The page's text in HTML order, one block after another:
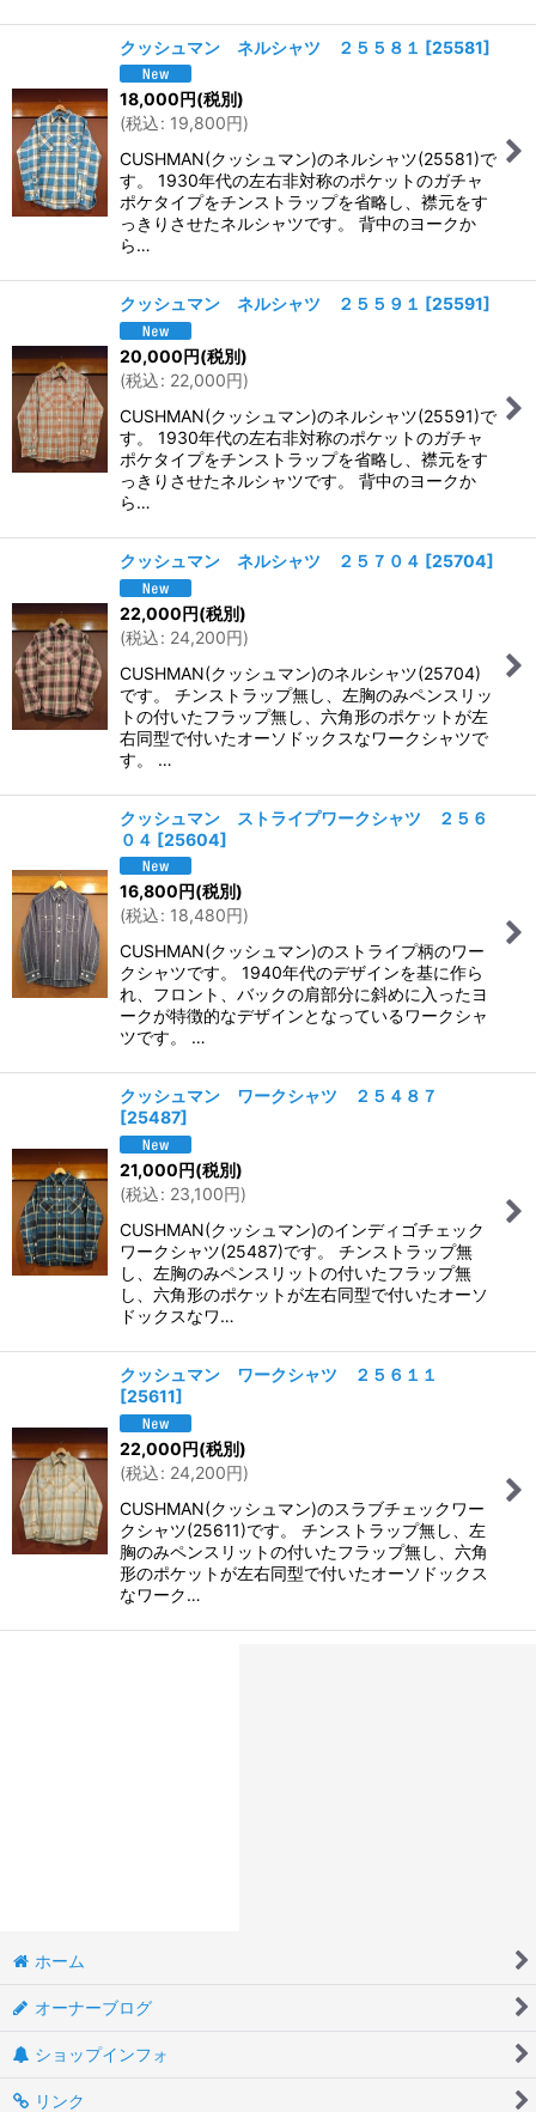
クッシュマン ネルシャツ ２５５８１ [25581]
18,000円(税別)
(税込: 19,800円)
CUSHMAN(クッシュマン)のネルシャツ(25581)で
す。 1930年代の左右非対称のポケットのガチャ
ポケタイプをチンストラップを省略し、襟元をす
っきりさせたネルシャツです。 背中のヨークか
ら…
クッシュマン ネルシャツ ２５５９１ [25591]
20,000円(税別)
(税込: 22,000円)
CUSHMAN(クッシュマン)のネルシャツ(25591)で
す。 1930年代の左右非対称のポケットのガチャ
ポケタイプをチンストラップを省略し、襟元をす
っきりさせたネルシャツです。 背中のヨークか
ら…
クッシュマン ネルシャツ ２５７０４ [25704]
22,000円(税別)
(税込: 24,200円)
CUSHMAN(クッシュマン)のネルシャツ(25704)
です。 チンストラップ無し、左胸のみペンスリッ
トの付いたフラップ無し、六角形のポケットが左
右同型で付いたオーソドックスなワークシャツで
す。 …
クッシュマン ストライプワークシャツ ２５６
０４ [25604]
16,800円(税別)
(税込: 18,480円)
CUSHMAN(クッシュマン)のストライプ柄のワー
クシャツです。 1940年代のデザインを基に作ら
れ、フロント、バックの肩部分に斜めに入ったヨ
ークが特徴的なデザインとなっているワークシャ
ツです。 …
クッシュマン ワークシャツ ２５４８７
[25487]
21,000円(税別)
(税込: 23,100円)
CUSHMAN(クッシュマン)のインディゴチェック
ワークシャツ(25487)です。 チンストラップ無
し、左胸のみペンスリットの付いたフラップ無
し、六角形のポケットが左右同型で付いたオーソ
ドックスなワ…
クッシュマン ワークシャツ ２５６１１
[25611]
22,000円(税別)
(税込: 24,200円)
CUSHMAN(クッシュマン)のスラブチェックワー
クシャツ(25611)です。 チンストラップ無し、左
胸のみペンスリットの付いたフラップ無し、六角
形のポケットが左右同型で付いたオーソドックス
なワーク…
ホーム
オーナーブログ
ショップインフォ
リンク